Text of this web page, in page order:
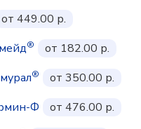
от 449.00 р.
®
от 182.00 р.
®
от 350.00 р.
Ф
от 476.00 р.